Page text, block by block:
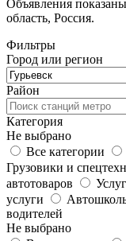
Объявления
область, Россия.
Фильтры
Город или регион
Район
Категория
Не выбрано
Все категории
Грузовики и
автотоваров
услуги
водителей
Не выбрано